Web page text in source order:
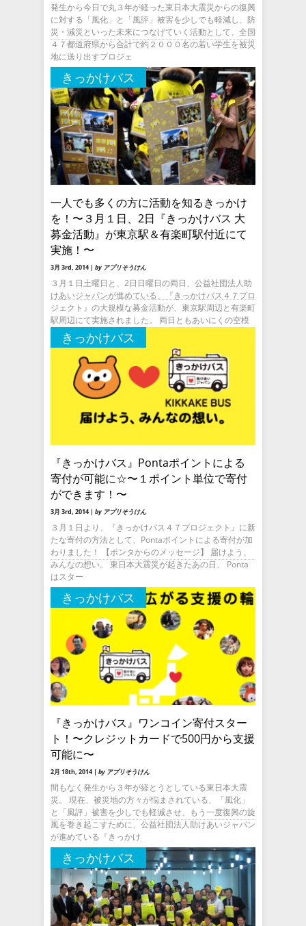
発生から今日で丸３年が経った東日本大震災からの復興
に対する「風化」と「風評」被害を少しでも軽減し、防
災・減災といった未来につなげていく活動として、全国
４７都道府県から合計で約２０００名の若い学生を被災
地に送り出すプロジェ
きっかけバス
一人でも多くの方に活動を知るきっかけ
を！〜３月１日、2日『きっかけバス 大
募金活動』が東京駅＆有楽町駅付近にて
実施！〜
3月 3rd, 2014 | by アプリそうけん
３月１日土曜日と、2日日曜日の両日、公益社団法人助
けあいジャパンが進めている、『きっかけバス４７プロ
ジェクト』の大規模な募金活動が、東京駅周辺と有楽町
駅周辺にて実施されました。 両日ともあいにくの空模
様となり、気温も低い
きっかけバス
『きっかけバス』Pontaポイントによる
寄付が可能に☆〜１ポイント単位で寄付
ができます！〜
3月 3rd, 2014 | by アプリそうけん
３月１日より、『きっかけバス４７プロジェクト』に新
たな寄付の方法として、Pontaポイントによる寄付が加
わりました！ 【ポンタからのメッセージ】 届けよう、
みんなの想い。 東日本大震災が起きたあの日、 Ponta
はスター
きっかけバス
『きっかけバス』ワンコイン寄付スター
ト！〜クレジットカードで500円から支援
可能に〜
2月 18th, 2014 | by アプリそうけん
間もなく発生から３年が経とうとしている東日本大震
災。 現在、被災地の方々が悩まされている、「風化」
と「風評」被害を少しでも軽減させ、もう一度復興の旋
風を巻き起こすために、公益社団法人助けあいジャパン
が進めている『きっかけ
きっかけバス